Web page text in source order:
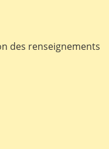
des renseignements